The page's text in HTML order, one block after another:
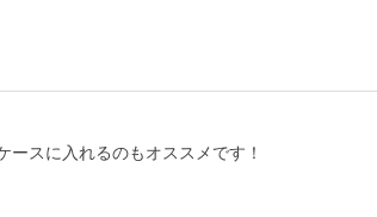
スに入れるのもオススメです！